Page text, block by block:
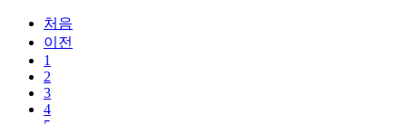
처음
이전
1
2
3
4